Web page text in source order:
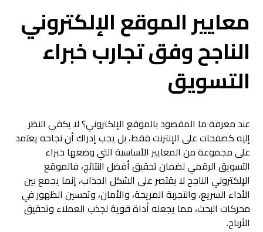
معايير الموقع الإلكتروني
الناجح وفق تجارب خبراء
التسويق
عند معرفة ما المقصود بالموقع الإلكتروني؟ لا يكفي النظر
إليه كصفحات على الإنترنت فقط، بل يجب إدراك أن نجاحه يعتمد
على مجموعة من المعايير الأساسية التي وضعها خبراء
التسويق الرقمي لضمان تحقيق أفضل النتائج، فالموقع
الإلكتروني الناجح لا يقتصر على الشكل الجذاب، إنما يجمع بين
الأداء السريع، والتجربة المريحة، والأمان، وتحسين الظهور في
محركات البحث، مما يجعله أداة قوية لجذب العملاء وتحقيق
الأرباح.